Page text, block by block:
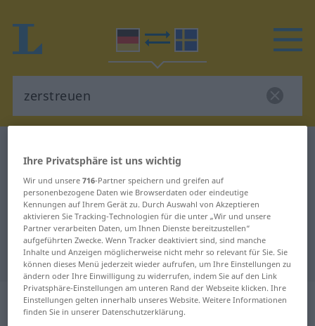
Deutsch-Schwedisch Übersetzung
für "zerstreuen"
"zerstreuen" Schwedisch
Übersetzung
„zerstreuen“: transitives Verb,
transitives Zeitwort
Ihre Privatsphäre ist uns wichtig
Wir und unsere716-Partner speichern und greifen auf
personenbezogene Daten wie Browserdaten oder eindeutige
Kennungen auf Ihrem Gerät zu. Durch Auswahl von Akzeptieren
aktivieren Sie Tracking-Technologien für die unter „Wir und unsere
Partner verarbeiten Daten, um Ihnen Dienste bereitzustellen“
aufgeführten Zwecke. Wenn Tracker deaktiviert sind, sind manche
Inhalte und Anzeigen möglicherweise nicht mehr so relevant für Sie. Sie
können dieses Menü jederzeit wieder aufrufen, um Ihre Einstellungen zu
ändern oder Ihre Einwilligung zu widerrufen, indem Sie auf den Link
Privatsphäre-Einstellungen am unteren Rand der Webseite klicken. Ihre
Einstellungen gelten innerhalb unseres Website. Weitere Informationen
finden Sie in unserer Datenschutzerklärung.